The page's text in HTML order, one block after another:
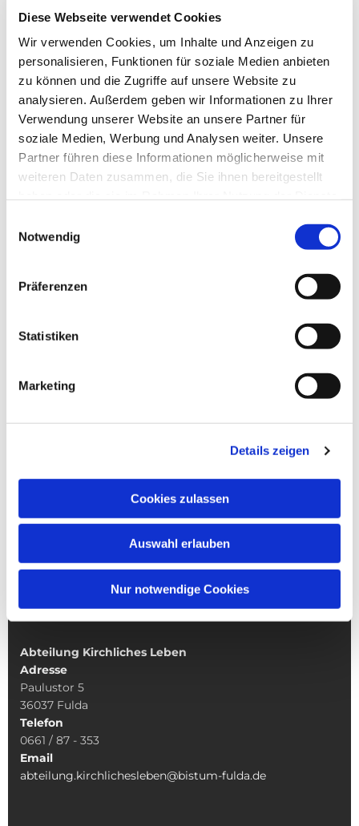
Diese Webseite verwendet Cookies
Wir verwenden Cookies, um Inhalte und Anzeigen zu
personalisieren, Funktionen für soziale Medien anbieten
zu können und die Zugriffe auf unsere Website zu
analysieren. Außerdem geben wir Informationen zu Ihrer
Verwendung unserer Website an unsere Partner für
soziale Medien, Werbung und Analysen weiter. Unsere
Partner führen diese Informationen möglicherweise mit
weiteren Daten zusammen, die Sie ihnen bereitgestellt
Notwendig
Präferenzen
Statistiken
Marketing
Details zeigen
Cookies zulassen
Auswahl erlauben
Nur notwendige Cookies
Kirchengemeinde/Pfarrei gilt die untenstehende
„Satzung für kirchenmusikalische Gruppen im
Bistum Fulda“.
Satzung
Glaubenskommunikation
Diakonische Seelsorge
Fachstelle Pastorale Innovation
Fachstelle Pastorale Räte
Abteilung Kirchliches Leben
Adresse
Paulustor 5
36037 Fulda
Telefon
0661 / 87 - 353
Email
abteilung.kirchlichesleben@bistum-fulda.de